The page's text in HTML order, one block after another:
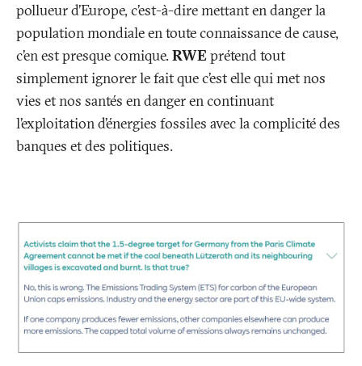
pollueur d’Europe, c’est-à-dire mettant en danger la
population mondiale en toute connaissance de cause,
c’en est presque comique.RWEprétend tout
simplement ignorer le fait que c’est elle qui met nos
vies et nos santés en danger en continuant
l’exploitation d’énergies fossiles avec la complicité des
banques et des politiques.